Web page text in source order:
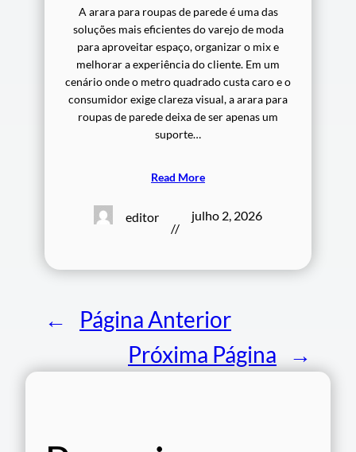
A arara para roupas de parede é uma das
soluções mais eficientes do varejo de moda
para aproveitar espaço, organizar o mix e
melhorar a experiência do cliente. Em um
cenário onde o metro quadrado custa caro e o
consumidor exige clareza visual, a arara para
roupas de parede deixa de ser apenas um
suporte…
Read More
editor
//
julho 2, 2026
←
Página Anterior
Próxima Página
→